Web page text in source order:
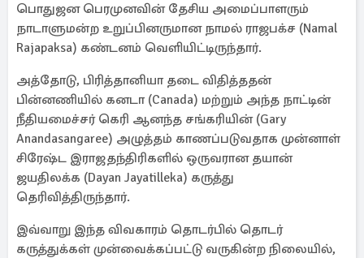
பொதுஜன பெரமுனவின் தேசிய அமைப்பாளரும்
நாடாளுமன்ற உறுப்பினருமான நாமல் ராஜபக்ச (Namal
Rajapaksa) கண்டனம் வெளியிட்டிருந்தார்.
அத்தோடு, பிரித்தானியா தடை விதித்ததன்
பின்னணியில் கனடா (Canada) மற்றும் அந்த நாட்டின்
நீதியமைச்சர் கெரி ஆனந்த சங்கரியின் (Gary
Anandasangaree) அழுத்தம் காணப்படுவதாக முன்னாள்
சிரேஷ்ட இராஜதந்திரிகளில் ஒருவரான தயான்
ஜயதிலக்க (Dayan Jayatilleka) கருத்து
தெரிவித்திருந்தார்.
இவ்வாறு இந்த விவகாரம் தொடர்பில் தொடர்
கருத்துக்கள் முன்வைக்கப்பட்டு வருகின்ற நிலையில்,